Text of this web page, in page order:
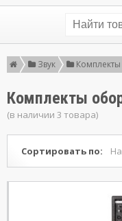
Звук
Комплекты
(в наличии 3 товара)
Сортировать по: